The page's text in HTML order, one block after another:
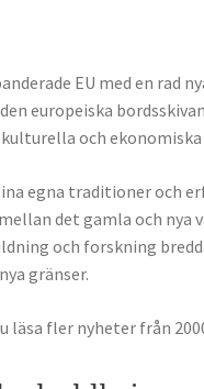
EU med en rad
europeiska
och
egna traditioner och
det gamla och nya
och forskning
gränser.
läsa fler nyheter från